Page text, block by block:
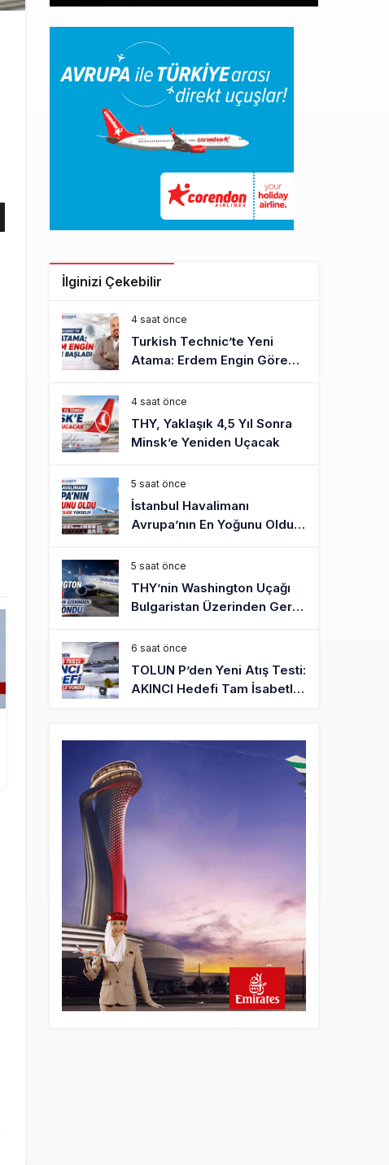
İlginizi Çekebilir
4 saat önce
Turkish Technic’te Yeni
Atama: Erdem Engin Göreve
Başladı
4 saat önce
THY, Yaklaşık 4,5 Yıl Sonra
Minsk’e Yeniden Uçacak
5 saat önce
İstanbul Havalimanı
Avrupa’nın En Yoğunu Oldu,
Dünyada 7’nciliğe Yükseldi
5 saat önce
THY’nin Washington Uçağı
Bulgaristan Üzerinden Geri
Döndü
6 saat önce
TOLUN P’den Yeni Atış Testi:
AKINCI Hedefi Tam İsabetle
Türkiye’nin Milli Motor
Projelerinde Yeni Dönem:
TEI TEKNOLOJİ Kuruldu
22 saat önce
SunExpress Günlük Yolcu
Rekorunu 72 Bin 340’a
Çıkardı
İstanbul Havalimanı’nın 4.
Pistinde İlk Test Uçuşu
Yapıldı
23 saat önce
Aslıhan Güven, Airport